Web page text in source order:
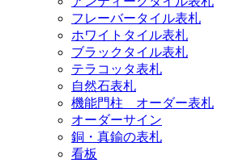
フレーバータイル表札
ホワイトタイル表札
ブラックタイル表札
テラコッタ表札
自然石表札
機能門柱 オーダー表札
オーダーサイン
銅・真鍮の表札
看板